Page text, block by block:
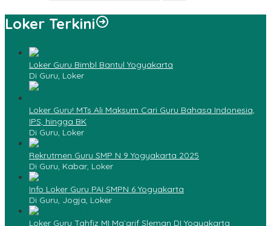
Loker Terkini
Loker Guru Bimbl Bantul Yogyakarta
Di Guru, Loker
Loker Guru! MTs Ali Maksum Cari Guru Bahasa Indonesia,
IPS, hingga BK
Di Guru, Loker
Rekrutmen Guru SMP N 9 Yogyakarta 2025
Di Guru, Kabar, Loker
Info Loker Guru PAI SMPN 6 Yogyakarta
Di Guru, Jogja, Loker
Loker Guru Tahfiz MI Ma`arif Sleman DI Yogyakarta